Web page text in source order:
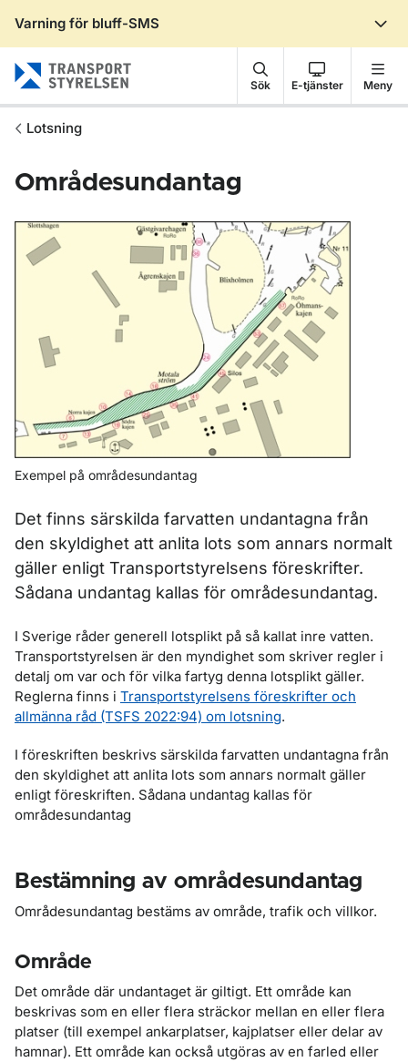
Varning för bluff-SMS
Sök E-tjänster Meny
Lotsning
Områdesundantag
Exempel på områdesundantag
Det finns särskilda farvatten undantagna från
den skyldighet att anlita lots som annars normalt
gäller enligt Transportstyrelsens föreskrifter.
Sådana undantag kallas för områdesundantag.
I Sverige råder generell lotsplikt på så kallat inre vatten.
Transportstyrelsen är den myndighet som skriver regler i
detalj om var och för vilka fartyg denna lotsplikt gäller.
Reglerna finns i Transportstyrelsens föreskrifter och
allmänna råd (TSFS 2022:94) om lotsning.
I föreskriften beskrivs särskilda farvatten undantagna från
den skyldighet att anlita lots som annars normalt gäller
enligt föreskriften. Sådana undantag kallas för
områdesundantag
Bestämning av områdesundantag
Områdesundantag bestäms av område, trafik och villkor.
Område
Det område där undantaget är giltigt. Ett område kan
beskrivas som en eller flera sträckor mellan en eller flera
platser (till exempel ankarplatser, kajplatser eller delar av
hamnar). Ett område kan också utgöras av en farled eller